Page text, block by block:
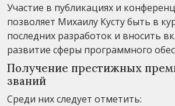
Участие в публикациях и
позволяет Михаилу Кусту быть в
последних разработок и вносить
развитие сферы программного
Получение престижных
званий
Среди них следует отметить: